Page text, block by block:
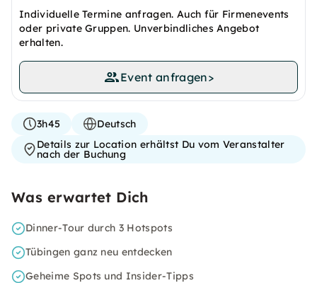
Individuelle Termine anfragen. Auch für Firmenevents
oder private Gruppen. Unverbindliches Angebot
erhalten.
Event anfragen>
3h45
Deutsch
Details zur Location erhältst Du vom Veranstalter
nach der Buchung
Was erwartet Dich
Dinner-Tour durch 3 Hotspots
Tübingen ganz neu entdecken
Geheime Spots und Insider-Tipps